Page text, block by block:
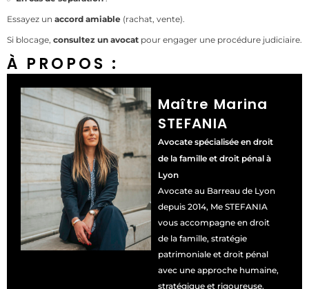
Essayez un accord amiable (rachat, vente).
Si blocage, consultez un avocat pour engager une procédure judiciaire.
À PROPOS :
Maître Marina
STEFANIA
Avocate spécialisée en droit
de la famille et droit pénal à
Lyon
Avocate au Barreau de Lyon
depuis 2014, Me STEFANIA
vous accompagne en droit
de la famille, stratégie
patrimoniale et droit pénal
avec une approche humaine,
stratégique et rigoureuse.